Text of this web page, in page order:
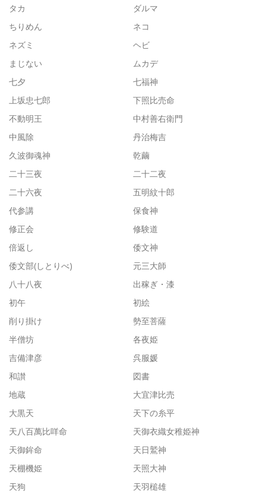
タカ
ダルマ
ちりめん
ネコ
ネズミ
ヘビ
まじない
ムカデ
七夕
七福神
上坂忠七郎
下照比売命
不動明王
中村善右衛門
中風除
丹治梅吉
久波御魂神
乾繭
二十三夜
二十二夜
二十六夜
五明紋十郎
代参講
保食神
修正会
修験道
倍返し
倭文神
倭文部(しとりべ)
元三大師
八十八夜
出稼ぎ・漆
初午
初絵
削り掛け
勢至菩薩
半僧坊
各夜姫
吉備津彦
呉服媛
和讃
図書
地蔵
大宜津比売
大黒天
天下の糸平
天八百萬比咩命
天御衣織女稚姫神
天御鉾命
天日鷲神
天棚機姫
天照大神
天狗
天羽槌雄